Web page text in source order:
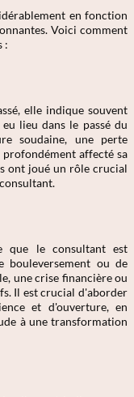
en fonction
Voici comment
:
elle indique souvent
lieu dans le passé du
soudaine, une perte
affecté sa
ont joué un rôle crucial
que le consultant est
bouleversement ou de
une crise financière ou
Il est crucial d'aborder
et d'ouverture, en
à une transformation